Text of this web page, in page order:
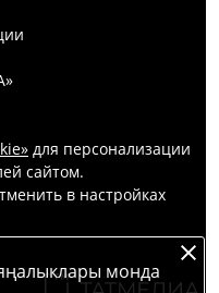
монда
для персонализации
сайтом.
в настройках